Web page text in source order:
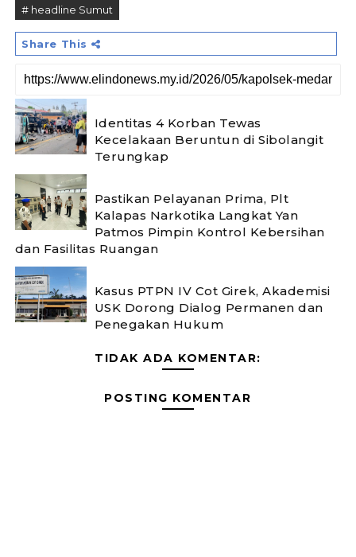
# headline Sumut
Share This
Identitas 4 Korban Tewas
Kecelakaan Beruntun di Sibolangit
Terungkap
Pastikan Pelayanan Prima, Plt
Kalapas Narkotika Langkat Yan
Patmos Pimpin Kontrol Kebersihan
dan Fasilitas Ruangan
Kasus PTPN IV Cot Girek, Akademisi
USK Dorong Dialog Permanen dan
Penegakan Hukum
TIDAK ADA KOMENTAR:
POSTING KOMENTAR